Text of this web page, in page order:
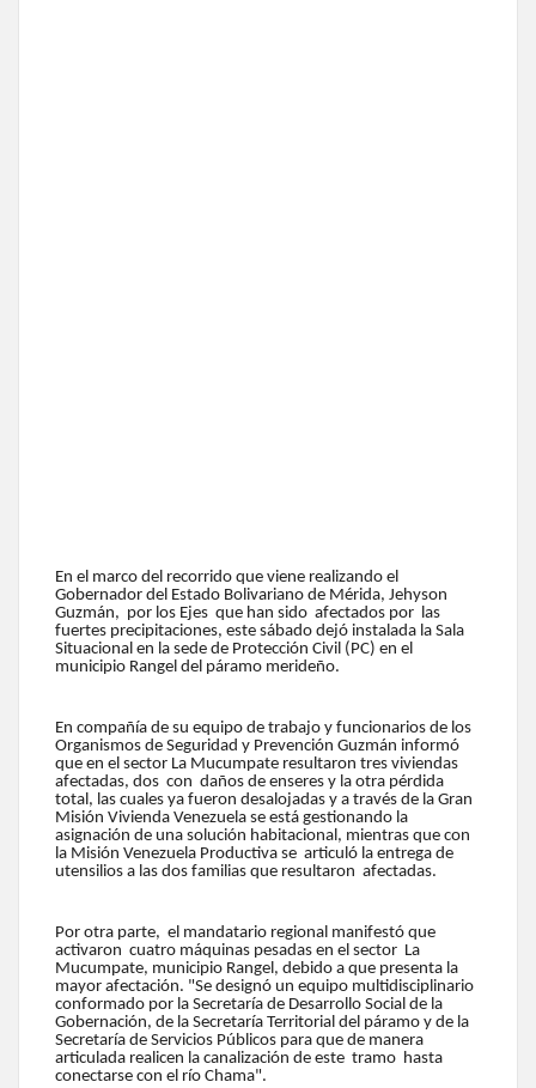
En el marco del recorrido que viene realizando el
Gobernador del Estado Bolivariano de Mérida, Jehyson
Guzmán, por los Ejes que han sido afectados por las
fuertes precipitaciones, este sábado dejó instalada la Sala
Situacional en la sede de Protección Civil (PC) en el
municipio Rangel del páramo merideño.
En compañía de su equipo de trabajo y funcionarios de los
Organismos de Seguridad y Prevención Guzmán informó
que en el sector La Mucumpate resultaron tres viviendas
afectadas, dos con daños de enseres y la otra pérdida
total, las cuales ya fueron desalojadas y a través de la Gran
Misión Vivienda Venezuela se está gestionando la
asignación de una solución habitacional, mientras que con
la Misión Venezuela Productiva se articuló la entrega de
utensilios a las dos familias que resultaron afectadas.
Por otra parte, el mandatario regional manifestó que
activaron cuatro máquinas pesadas en el sector La
Mucumpate, municipio Rangel, debido a que presenta la
mayor afectación. "Se designó un equipo multidisciplinario
conformado por la Secretaría de Desarrollo Social de la
Gobernación, de la Secretaría Territorial del páramo y de la
Secretaría de Servicios Públicos para que de manera
articulada realicen la canalización de este tramo hasta
conectarse con el río Chama".